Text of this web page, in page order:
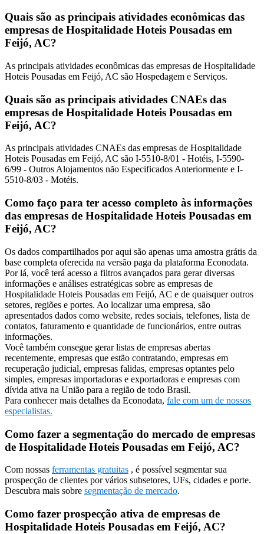
Quais são as principais atividades econômicas das
empresas de Hospitalidade Hoteis Pousadas em
Feijó, AC?
As principais atividades econômicas das empresas de Hospitalidade
Hoteis Pousadas em Feijó, AC são Hospedagem e Serviços.
Quais são as principais atividades CNAEs das
empresas de Hospitalidade Hoteis Pousadas em
Feijó, AC?
As principais atividades CNAEs das empresas de Hospitalidade
Hoteis Pousadas em Feijó, AC são I-5510-8/01 - Hotéis, I-5590-
6/99 - Outros Alojamentos não Especificados Anteriormente e I-
5510-8/03 - Motéis.
Como faço para ter acesso completo às informações
das empresas de Hospitalidade Hoteis Pousadas em
Feijó, AC?
Os dados compartilhados por aqui são apenas uma amostra grátis da
base completa oferecida na versão paga da plataforma Econodata.
Por lá, você terá acesso a filtros avançados para gerar diversas
informações e análises estratégicas sobre as empresas de
Hospitalidade Hoteis Pousadas em Feijó, AC e de quaisquer outros
setores, regiões e portes. Ao localizar uma empresa, são
apresentados dados como website, redes sociais, telefones, lista de
contatos, faturamento e quantidade de funcionários, entre outras
informações.
Você também consegue gerar listas de empresas abertas
recentemente, empresas que estão contratando, empresas em
recuperação judicial, empresas falidas, empresas optantes pelo
simples, empresas importadoras e exportadoras e empresas com
dívida ativa na União para a região de todo Brasil.
Para conhecer mais detalhes da Econodata, fale com um de nossos
especialistas.
Como fazer a segmentação do mercado de empresas
de Hospitalidade Hoteis Pousadas em Feijó, AC?
Com nossas ferramentas gratuitas , é possível segmentar sua
prospecção de clientes por vários subsetores, UFs, cidades e porte.
Descubra mais sobre segmentação de mercado.
Como fazer prospecção ativa de empresas de
Hospitalidade Hoteis Pousadas em Feijó, AC?